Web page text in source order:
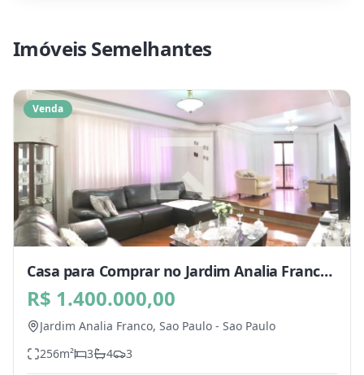
Imóveis Semelhantes
Venda
Casa para Comprar no Jardim Analia Franco,
Sao Paulo - SP
R$ 1.400.000,00
Jardim Analia Franco, Sao Paulo - Sao Paulo
256m² 3 4 3